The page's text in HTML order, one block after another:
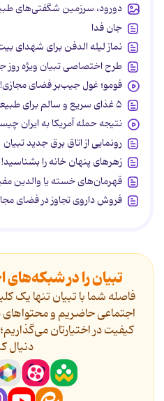
دورود، سرزمین شگفتی‌های
جان فدا
نماز لیله الدفن برای شهدای
طرح اختصاصی تبیان ویژه
فومو؛ غول جیب‌بر فضای مجازی!
۵ غذای سریع و سالم برای طبیعت‌گردی
نتیجه حمله آمریکا به ایران
رونمایی از اتاق برق جدید تبیان
زهرهای پنهان خانه را بشناسید!
قهرمان‌های خسته یا والدین
فروش داروی تجاوز در فضای
تبیان را در شبکه‌های
فاصله شما با تبیان تنها
اجتماعی حاضریم و محتواهای
کیفیت در اختیارتان
دنیال